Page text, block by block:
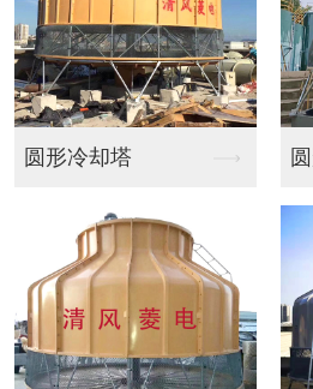
圆形冷却塔